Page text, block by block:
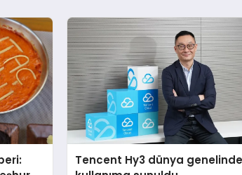
Tencent Hy3 dünya genelinde